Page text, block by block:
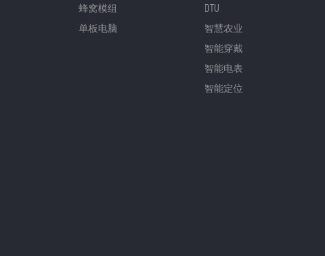
蜂窝模组
单板电脑
DTU
智慧农业
智能穿戴
智能电表
智能定位